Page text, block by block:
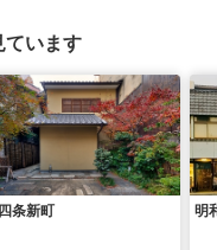
ています
条新町 明